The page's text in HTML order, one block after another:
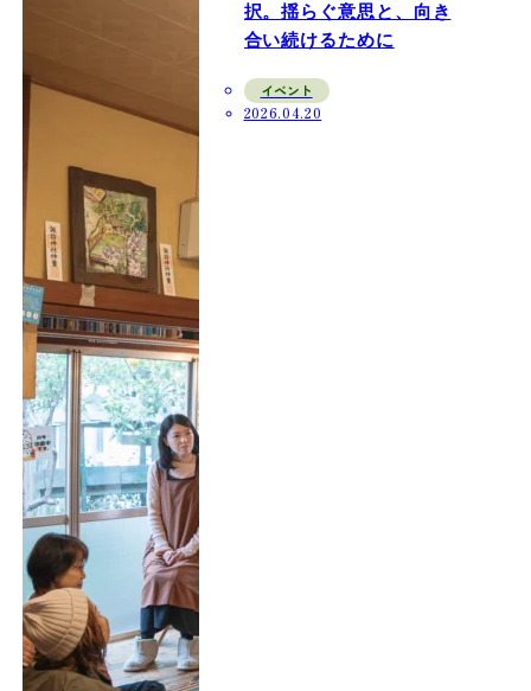
択。揺らぐ意思と、向き
合い続けるために
イベント
2026.04.20